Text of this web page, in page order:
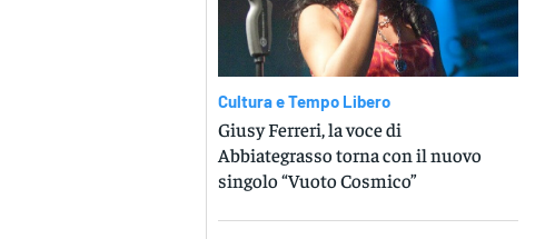
Cultura e Tempo Libero
Giusy Ferreri, la voce di
Abbiategrasso torna con il nuovo
singolo “Vuoto Cosmico”